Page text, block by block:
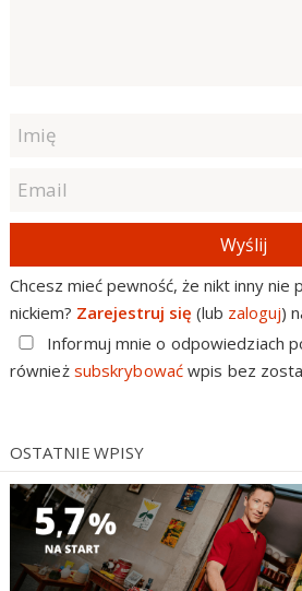
Wyślij
Chcesz mieć pewność, że nikt inny nie
nickiem? Zarejestruj się (lub zaloguj)
Informuj mnie o odpowiedziach
również subskrybowaćwpis bez
OSTATNIE WPISY